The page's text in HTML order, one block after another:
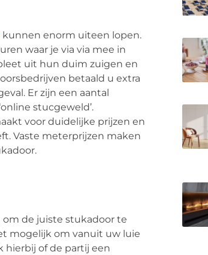
kunnen enorm uiteen lopen.
waar je via via mee in
uit hun duim zuigen en
betaald u extra
Er zijn een aantal
stucgeweld’.
voor duidelijke prijzen en
Vaste meterprijzen maken
om de juiste stukadoor te
mogelijk om vanuit uw luie
hierbij of de partij een